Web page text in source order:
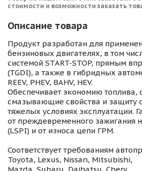
стоимости и возможности заказать
Описание товара
Продукт разработан для
бензиновых двигателях, в том
системой START-STOP, прямым
(TGDI), а также в гибридных
REEV, PHEV, BAHV, HEV.
Обеспечивает экономию топлива,
смазывающие свойства и защиту
тяжелых условиях эксплуатации.
от преждевременного зажигания
(LSPI) и от износа цепи ГРМ.
Соответствует требованиям
Toyota, Lexus, Nissan, Mitsubishi,